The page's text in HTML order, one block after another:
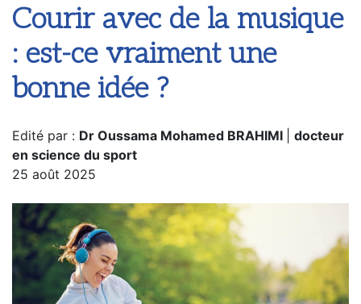
Courir avec de la musique
: est-ce vraiment une
bonne idée ?
Edité par : Dr Oussama Mohamed BRAHIMI
docteur
en science du sport
25 août 2025